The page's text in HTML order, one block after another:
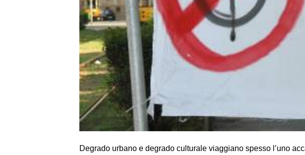
Degrado urbano e degrado culturale viaggiano spesso l’uno